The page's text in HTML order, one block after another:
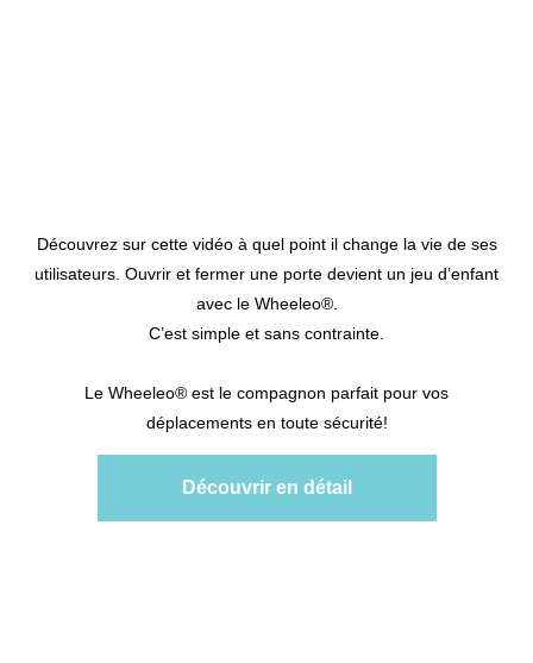
Découvrez sur cette vidéo à quel point il change la vie de ses
utilisateurs. Ouvrir et fermer une porte devient un jeu d’enfant
avec le Wheeleo®️.
C’est simple et sans contrainte.
Le Wheeleo®️ est le compagnon parfait pour vos
déplacements en toute sécurité!
Découvrir en détail